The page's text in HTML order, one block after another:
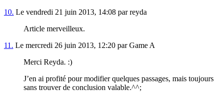
10. Le vendredi 21 juin 2013, 14:08 par reyda
Article merveilleux.
11. Le mercredi 26 juin 2013, 12:20 par Game A
Merci Reyda. :)
J’en ai profité pour modifier quelques passages, mais toujours
sans trouver de conclusion valable.^^;